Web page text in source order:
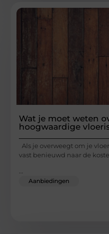
Wat je moet weten
hoogwaardige
Als je overweegt om je
vast benieuwd naar de
...
Aanbiedingen